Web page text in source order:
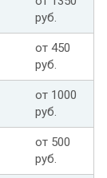
руб.
от 450
руб.
от 1000
руб.
от 500
руб.